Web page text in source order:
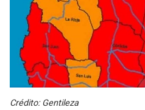
Crédito: Gentileza